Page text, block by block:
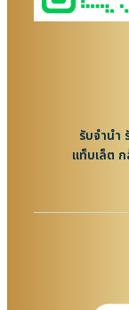
รับจำนำ
แท็บเล็ต